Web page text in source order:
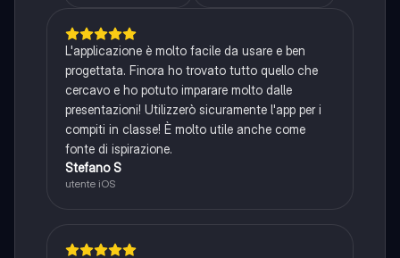
L'applicazione è molto facile da usare e ben
progettata. Finora ho trovato tutto quello che
cercavo e ho potuto imparare molto dalle
presentazioni! Utilizzerò sicuramente l'app per i
compiti in classe! È molto utile anche come
fonte di ispirazione.
Stefano S
utente iOS